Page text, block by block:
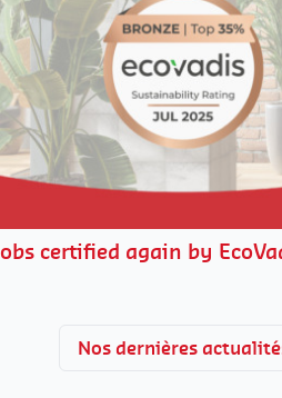
certified again by
Nos dernières